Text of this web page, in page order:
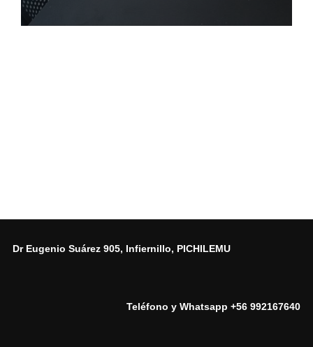
Dr Eugenio Suárez 905, Infiernillo, PICHILEMU
Teléfono y Whatsapp +56 992167640